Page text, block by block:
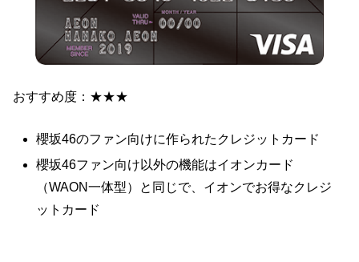
おすすめ度：★★★
櫻坂46のファン向けに作られたクレジットカード
櫻坂46ファン向け以外の機能はイオンカード
（WAON一体型）と同じで、イオンでお得なクレジ
ットカード